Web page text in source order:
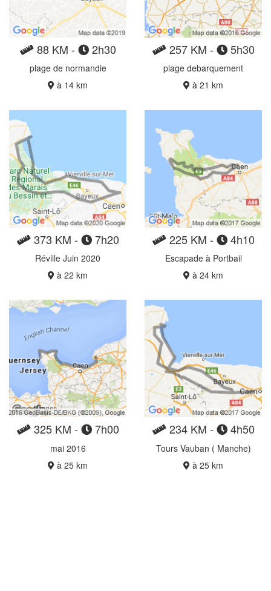
88 KM - 2h30
plage de normandie
à 14 km
257 KM - 5h30
plage debarquement
à 21 km
373 KM - 7h20
Réville Juin 2020
à 22 km
225 KM - 4h10
Escapade à Portbail
à 24 km
325 KM - 7h00
mai 2016
à 25 km
234 KM - 4h50
Tours Vauban ( Manche)
à 25 km